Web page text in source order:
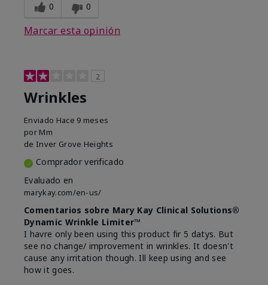
0 0
Marcar esta opinión
2
Wrinkles
Enviado Hace 9 meses
por Mm
de Inver Grove Heights
Comprador verificado
Evaluado en
marykay.com/en-us/
Comentarios sobre Mary Kay Clinical Solutions®
Dynamic Wrinkle Limiter™
I havre only been using this product fir 5 datys. But
see no change/ improvement in wrinkles. It doesn't
cause any irritation though. Ill keep using and see
how it goes.